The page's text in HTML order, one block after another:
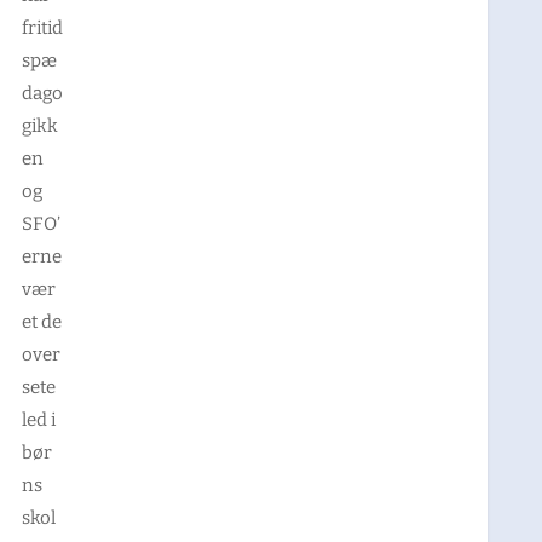
fritid
spæ
dago
gikk
en
og
SFO’
erne
vær
et de
over
sete
led i
bør
ns
skol